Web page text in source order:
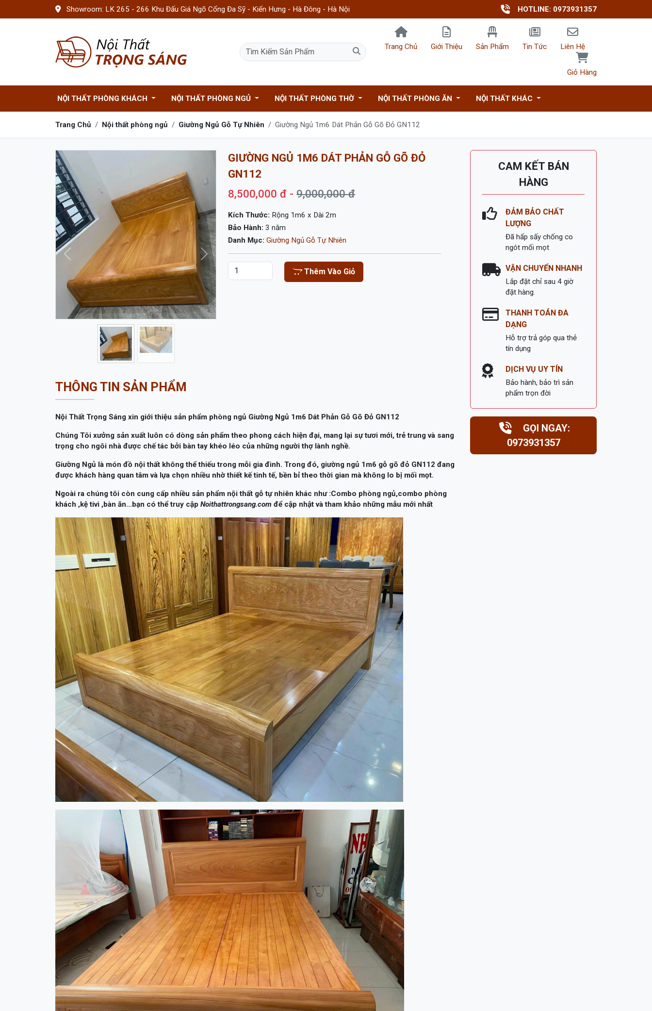
Showroom: LK 265 - 266 Khu Đấu Giá Ngõ Cổng Đa Sỹ - Kiến Hưng - Hà Đông - Hà Nội HOTLINE: 0973931357
Trang Chủ Giới Thiệu Sản Phẩm Tin Tức Liên Hệ
Giỏ Hàng
NỘI THẤT PHÒNG KHÁCH NỘI THẤT PHÒNG NGỦ NỘI THẤT PHÒNG THỜ NỘI THẤT PHÒNG ĂN NỘI THẤT KHÁC
Trang Chủ Nội thất phòng ngủ Giường Ngủ Gỗ Tự Nhiên Giường Ngủ 1m6 Dát Phản Gỗ Gõ Đỏ GN112
Trước Sau
GIƯỜNG NGỦ 1M6 DÁT PHẢN GỖ GÕ ĐỎ
GN112
8,500,000 đ -9,000,000 đ
Kích Thước: Rộng 1m6 x Dài 2m
Bảo Hành:3 năm
Danh Mục:Giường Ngủ Gỗ Tự Nhiên
Thêm Vào Giỏ
THÔNG TIN SẢN PHẨM
Nội Thất Trọng Sáng xin giới thiệu sản phẩm phòng ngủ Giường Ngủ 1m6 Dát Phản Gỗ Gõ Đỏ GN112
Chúng Tôi xưởng sản xuất luôn có dòng sản phẩm theo phong cách hiện đại, mang lại sự tươi mới, trẻ trung và sang
được khách hàng quan tâm và lựa chọn nhiều nhờ thiết kế tinh tế, bền bỉ theo thời gian mà không lo bị mối mọt.
khách ,kệ tivi ,bàn ăn...bạn có thể truy cập Noithattrongsang.com để cập nhật và tham khảo những mẫu mới nhất
CAM KẾT BÁN
HÀNG
ĐẢM BẢO CHẤT
LƯỢNG
Đã hấp sấy chống co
ngót mối mọt
VẬN CHUYỂN NHANH
Lắp đặt chỉ sau 4 giờ
đặt hàng.
THANH TOÁN ĐA
DẠNG
Hỗ trợ trả góp qua thẻ
tín dụng
DỊCH VỤ UY TÍN
Bảo hành, bảo trì sản
phẩm trọn đời
GỌI NGAY:
0973931357